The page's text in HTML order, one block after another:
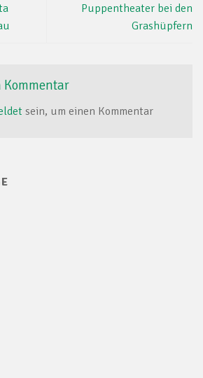
Puppentheater bei den
Grashüpfern
Kommentar
sein, um einen Kommentar